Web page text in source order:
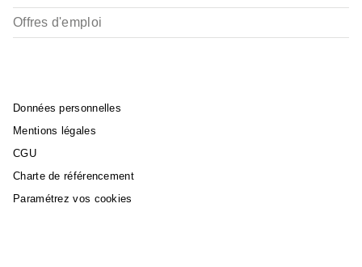
Offres d'emploi
Données personnelles
Mentions légales
CGU
Charte de référencement
Paramétrez vos cookies